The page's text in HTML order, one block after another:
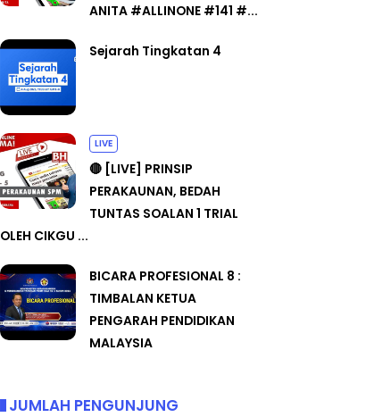
ANITA #ALLINONE #141 #...
Sejarah Tingkatan 4
LIVE
🔴 [LIVE] PRINSIP
PERAKAUNAN, BEDAH
TUNTAS SOALAN 1 TRIAL
OLEH CIKGU ...
BICARA PROFESIONAL 8 :
TIMBALAN KETUA
PENGARAH PENDIDIKAN
MALAYSIA
JUMLAH PENGUNJUNG